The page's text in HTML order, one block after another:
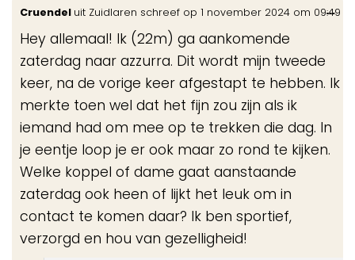
Cruendel uit Zuidlaren schreef op 1 november 2024 om 09:49
Hey allemaal! Ik (22m) ga aankomende
zaterdag naar azzurra. Dit wordt mijn tweede
keer, na de vorige keer afgestapt te hebben. Ik
merkte toen wel dat het fijn zou zijn als ik
iemand had om mee op te trekken die dag. In
je eentje loop je er ook maar zo rond te kijken.
Welke koppel of dame gaat aanstaande
zaterdag ook heen of lijkt het leuk om in
contact te komen daar? Ik ben sportief,
verzorgd en hou van gezelligheid!
...